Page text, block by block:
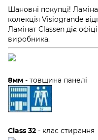
Шановні покупці!
колекція Visiogrande
Ламінат Classen діє
виробника.
8мм - товщина панелі
Class 32 - клас стирання